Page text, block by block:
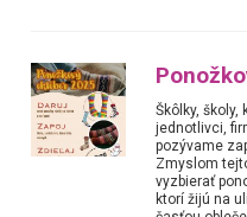
Škôlky, školy,
jednotlivci,
pozývame
Zmyslom
vyzbierať
ktorí žijú na